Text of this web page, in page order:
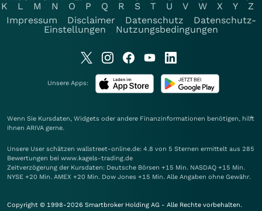
K
L M N O P Q R S T U V W X Y
Z
Impressum
Disclaimer Datenschutz
Datenschutz-
Einstellungen
Nutzungsbedingungen
Unsere Apps:
Wenn Sie Kursdaten, Widgets oder andere Finanzinformationen benötigen, hilft
Ihnen ARIVA gerne.
Unsere User schätzen wallstreet-online.de: 4.8 von 5 Sternen ermittelt aus 285
Bewertungen bei www.kagels-trading.de
Zeitverzögerung der Kursdaten: Deutsche Börsen +15 Min. NASDAQ +15 Min.
NYSE +20 Min. AMEX +20 Min. Dow Jones +15 Min. Alle Angaben ohne Gewähr.
Copyright © 1998-2026 Smartbroker Holding AG - Alle Rechte vorbehalten.